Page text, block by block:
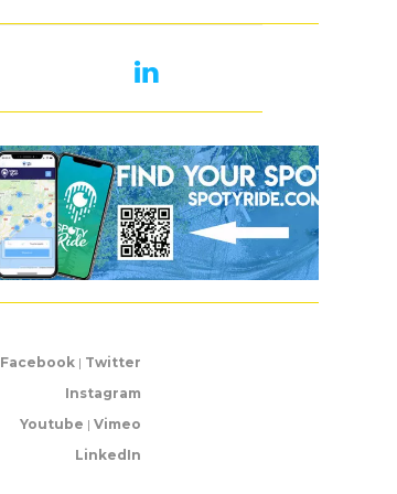
Facebook | Twitter
Instagram
Youtube | Vimeo
LinkedIn